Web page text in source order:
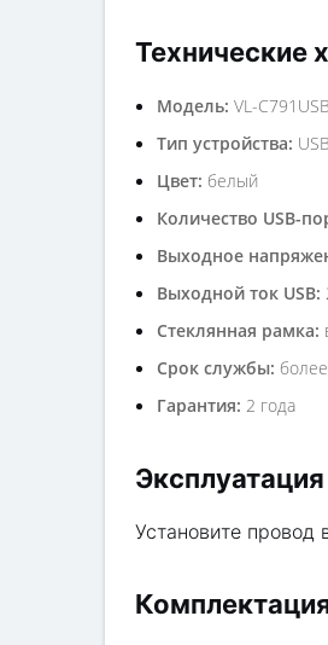
Технические
Модель: VL-
Тип устройства:
Цвет: белый
Количество USB-
Выходное
Выходной ток USB:
Стеклянная рамка:
Срок службы:
Гарантия: 2 года
Эксплуатация
Установите провод